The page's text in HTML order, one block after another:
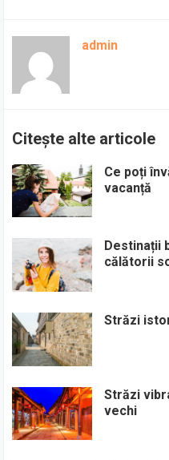
admin
Citește alte articole
Ce poți
vacanță
Destinații
călătorii
Străzi
Străzi
vechi